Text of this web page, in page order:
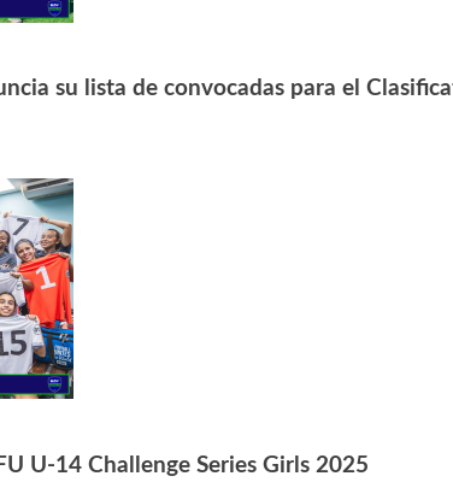
su lista de convocadas para el
U-14 Challenge Series Girls 2025